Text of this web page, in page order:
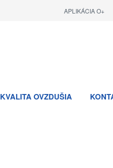
APLIKÁCIA O+
KVALITA OVZDUŠIA